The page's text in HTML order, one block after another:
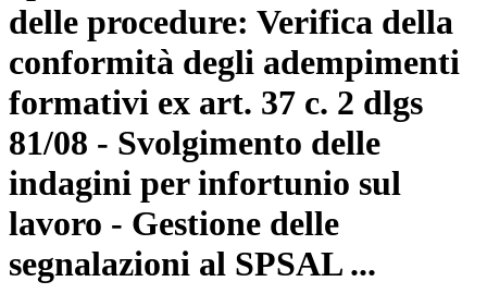
delle procedure: Verifica della
conformità degli adempimenti
formativi ex art. 37 c. 2 dlgs
81/08 - Svolgimento delle
indagini per infortunio sul
lavoro - Gestione delle
segnalazioni al SPSAL ...